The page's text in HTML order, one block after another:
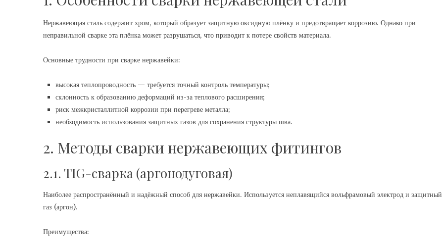
Нержавеющая сталь содержит хром, который образует защитную оксидную плёнку и предотвращает коррозию. Однако при
неправильной сварке эта плёнка может разрушаться, что приводит к потере свойств материала.
Основные трудности при сварке нержавейки:
высокая теплопроводность — требуется точный контроль температуры;
склонность к образованию деформаций из-за теплового расширения;
риск межкристаллитной коррозии при перегреве металла;
необходимость использования защитных газов для сохранения структуры шва.
2. Методы сварки нержавеющих фитингов
2.1. TIG-сварка (аргонодуговая)
Наиболее распространённый и надёжный способ для нержавейки. Используется неплавящийся вольфрамовый электрод и защитный
газ (аргон).
Преимущества: